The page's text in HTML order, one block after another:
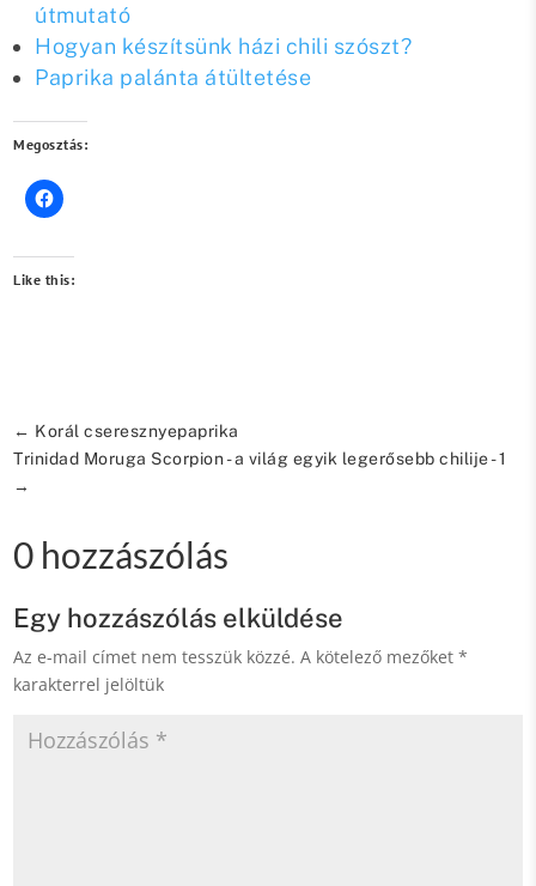
útmutató
Hogyan készítsünk házi chili szószt?
Paprika palánta átültetése
Megosztás:
Like this:
← Korál cseresznyepaprika
Trinidad Moruga Scorpion - a világ egyik legerősebb chilije - 1
→
0 hozzászólás
Egy hozzászólás elküldése
Az e-mail címet nem tesszük közzé. A kötelező mezőket*
karakterrel jelöltük